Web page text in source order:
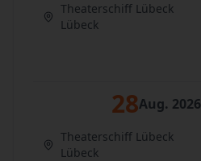
Theaterschiff Lübeck
Lübeck
28Aug. 2026
Theaterschiff Lübeck
Lübeck